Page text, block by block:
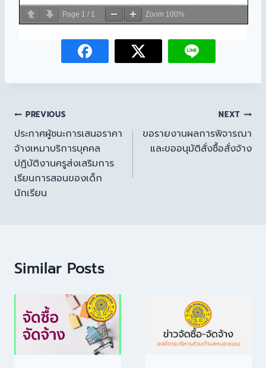
Page 1 / 1 Zoom 100%
PREVIOUS
ประกาศผู้ชนะการเสนอราคา
จ้างเหมาบริการบุคคล
ปฏิบัติงานครูส่งเสริมการ
เรียนการสอนของเด็ก
นักเรียน
NEXT
ขอรายงานผลการพิจารณา
และขออนุมัติสั่งซื้อสั่งจ้าง
Similar Posts